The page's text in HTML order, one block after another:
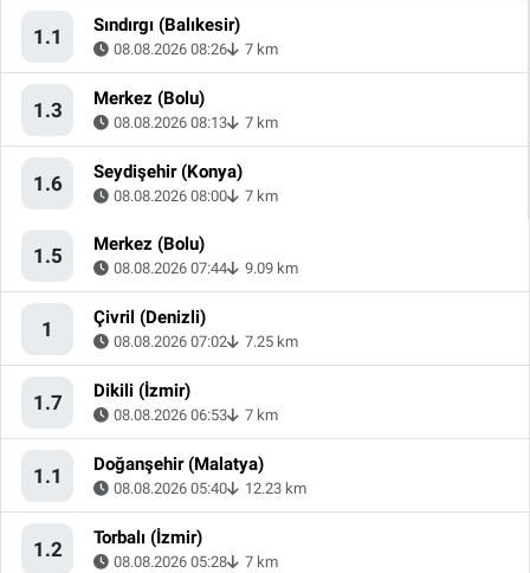
1.1 Sındırgı (Balıkesir)
08.08.2026 08:26 7 km
1.3 Merkez (Bolu)
08.08.2026 08:13 7 km
1.6 Seydişehir (Konya)
08.08.2026 08:00 7 km
1.5 Merkez (Bolu)
08.08.2026 07:44 9.09 km
1 Çivril (Denizli)
08.08.2026 07:02 7.25 km
1.7 Dikili (İzmir)
08.08.2026 06:53 7 km
1.1 Doğanşehir (Malatya)
08.08.2026 05:40 12.23 km
1.2 Torbalı (İzmir)
08.08.2026 05:28 7 km